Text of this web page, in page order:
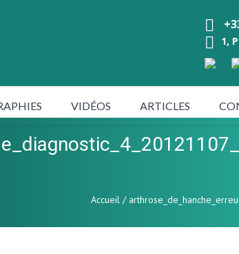
1,
VIDÉOS ARTICLES
Accueil /